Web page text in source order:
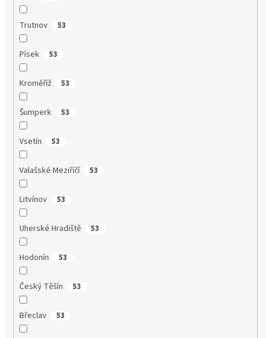
Trutnov 53
Písek 53
Kroměříž 53
Šumperk 53
Vsetín 53
Valašské Meziříčí 53
Litvínov 53
Uherské Hradiště 53
Hodonín 53
Český Těšín 53
Břeclav 53